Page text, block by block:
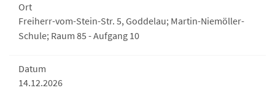
Ort
Freiherr-vom-Stein-Str. 5, Goddelau; Martin-Niemöller-
Schule; Raum 85 - Aufgang 10
Datum
14.12.2026